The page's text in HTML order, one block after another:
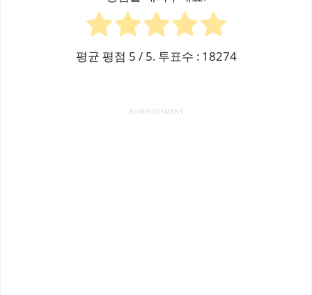
평균 평점 5 / 5. 투표수 : 18274
ADVERTISEMENT